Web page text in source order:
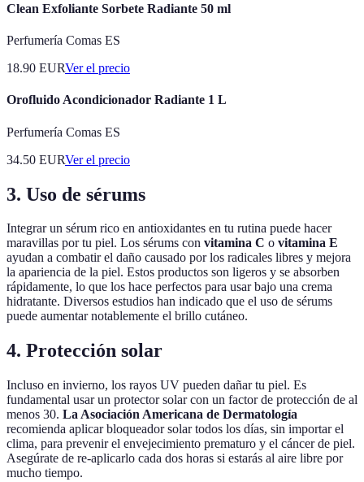
Clean Exfoliante Sorbete Radiante 50 ml
Perfumería Comas ES
18.90 EURVer el precio
Orofluido Acondicionador Radiante 1 L
Perfumería Comas ES
34.50 EURVer el precio
3. Uso de sérums
Integrar un sérum rico en antioxidantes en tu rutina puede hacer
maravillas por tu piel. Los sérums con vitamina C o vitamina E
ayudan a combatir el daño causado por los radicales libres y mejora
la apariencia de la piel. Estos productos son ligeros y se absorben
rápidamente, lo que los hace perfectos para usar bajo una crema
hidratante. Diversos estudios han indicado que el uso de sérums
puede aumentar notablemente el brillo cutáneo.
4. Protección solar
Incluso en invierno, los rayos UV pueden dañar tu piel. Es
fundamental usar un protector solar con un factor de protección de al
menos 30. La Asociación Americana de Dermatología
recomienda aplicar bloqueador solar todos los días, sin importar el
clima, para prevenir el envejecimiento prematuro y el cáncer de piel.
Asegúrate de re-aplicarlo cada dos horas si estarás al aire libre por
mucho tiempo.